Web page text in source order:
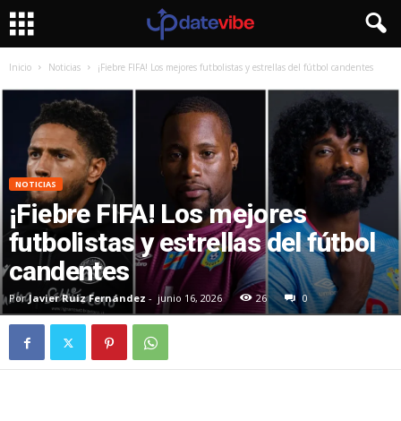
Inicio Noticias ¡Fiebre FIFA! Los mejores futbolistas y estrellas del fútbol candentes
NOTICIAS
¡Fiebre FIFA! Los mejores
futbolistas y estrellas del fútbol
candentes
Por Javier Ruiz Fernández - junio 16, 2026 26 0